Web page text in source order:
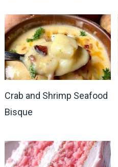
Crab and Shrimp Seafood
Bisque